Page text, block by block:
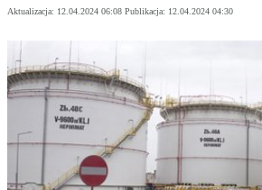
Aktualizacja: 12.04.2024 06:08 Publikacja: 12.04.2024 04:30